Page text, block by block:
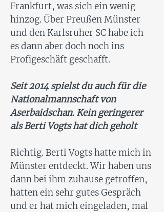
Frankfurt, was sich ein wenig
hinzog. Über Preußen Münster
und den Karlsruher SC habe ich
es dann aber doch noch ins
Profigeschäft geschafft.
Seit 2014 spielst du auch für die
Nationalmannschaft von
Aserbaidschan. Kein geringerer
als Berti Vogts hat dich geholt
Richtig. Berti Vogts hatte mich in
Münster entdeckt. Wir haben uns
dann bei ihm zuhause getroffen,
hatten ein sehr gutes Gespräch
und er hat mich eingeladen, mal